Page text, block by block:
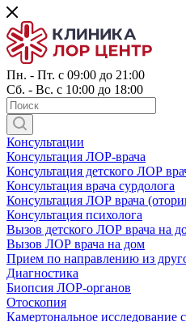
Пн. - Пт. с 09:00 до 21:00
Сб. - Вс. с 10:00 до 18:00
Консультации
Консультация ЛОР-врача
Консультация детского ЛОР
Консультация врача сурдолога
Консультация ЛОР врача
Консультация психолога
Вызов детского ЛОР врача на
Вызов ЛОР врача на дом
Прием по направлению из
Диагностика
Биопсия ЛОР-органов
Отоскопия
Камертональное исследование